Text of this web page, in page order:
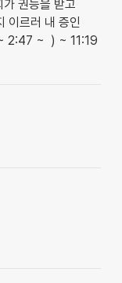
권능을 받고
이르러 내 증인
2:47 ~ ) ~ 11:19